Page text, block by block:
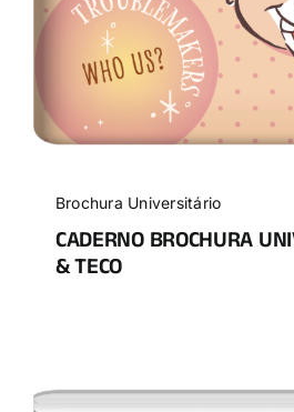
Brochura Universitário
CADERNO BROCHURA
& TECO